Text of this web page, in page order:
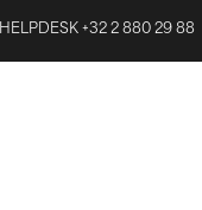
HELPDESK +32 2 880 29 88